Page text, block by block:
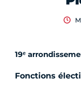
19ᵉ
Fonctions